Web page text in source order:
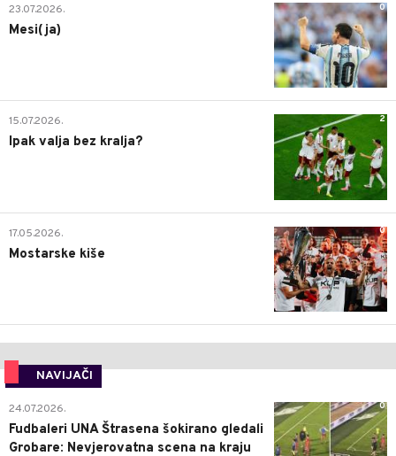
0
23.07.2026.
Mesi(ja)
2
15.07.2026.
Ipak valja bez kralja?
0
17.05.2026.
Mostarske kiše
NAVIJAČI
0
24.07.2026.
Fudbaleri UNA Štrasena šokirano gledali
Grobare: Nevjerovatna scena na kraju